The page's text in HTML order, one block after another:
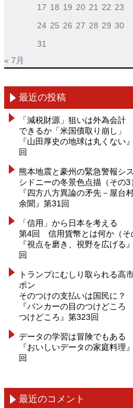
17 18 19 20 21 22 23
24 25 26 27 28 29 30
31
« 7月
最近の投稿
「減税財源」狙いは外為会計
できるか「米国債取り崩し」
『山田厚史の地球は丸くない
回
熊本地震と豪州の緊急警報シ
シドニーの冬景色点描（その3
『四方八方異論の矛先－屋台
余聞』第31回
「信用」から日本を考える
第4回 信用貨幣とは何か（そ
『視点を磨き、視野を広げる
回
トランプにむしり取られる高
ポン
そのつけの支払いは国民に？
『バンカーの目のつけどこ
つけどころ』第323回
データの学習は冒険でもある
『おいしいデータの家庭料理
回
最近のコメント